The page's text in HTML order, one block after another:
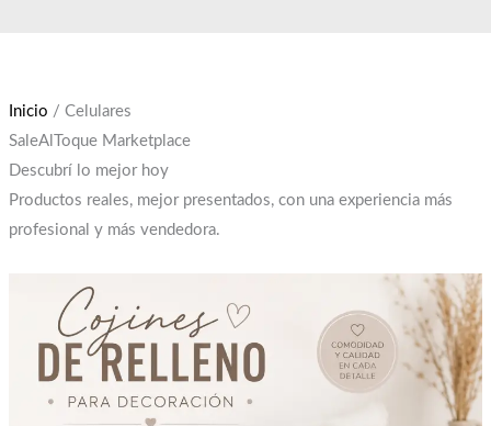
Inicio / Celulares
SaleAlToque Marketplace
Descubrí lo mejor hoy
Productos reales, mejor presentados, con una experiencia más
profesional y más vendedora.
era:
$12,000.
$10,000.